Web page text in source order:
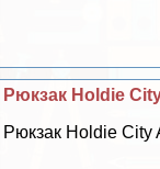
Рюкзак Holdie
Рюкзак Holdie City